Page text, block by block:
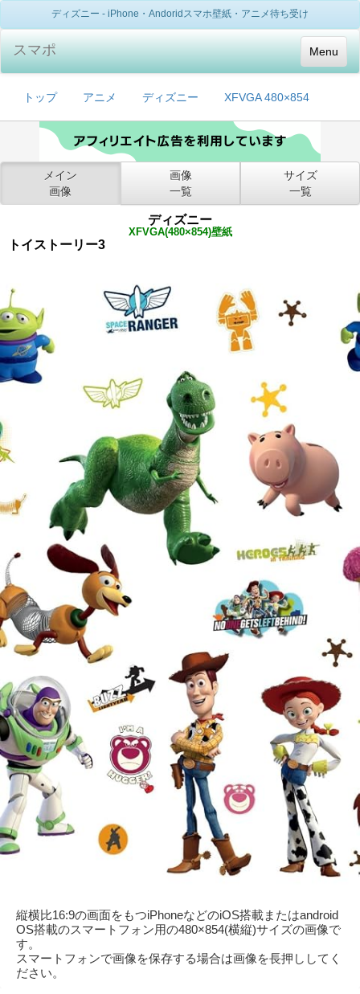
ディズニー - iPhone・Andoridスマホ壁紙・アニメ待ち受け
Menu
スマポ
トップ アニメ ディズニー XFVGA 480×854
メイン
画像
画像
一覧
サイズ
一覧
ディズニー
XFVGA(480×854)壁紙
トイストーリー3
縦横比16:9の画面をもつiPhoneなどのiOS搭載またはandroid
OS搭載のスマートフォン用の480×854(横縦)サイズの画像で
す。
スマートフォンで画像を保存する場合は画像を長押ししてく
ださい。